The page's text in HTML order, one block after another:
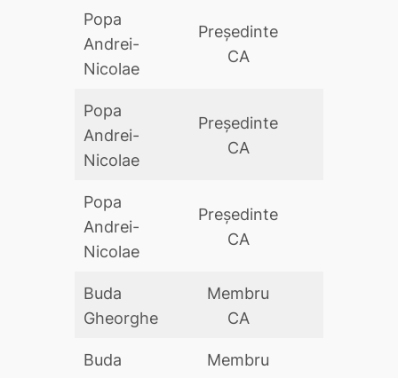
Popa
Andrei-
Nicolae
Preşedinte
CA
Popa
Andrei-
Nicolae
Preşedinte
CA
Popa
Andrei-
Nicolae
Preşedinte
CA
Buda
Gheorghe
Membru
CA
Buda
Membru